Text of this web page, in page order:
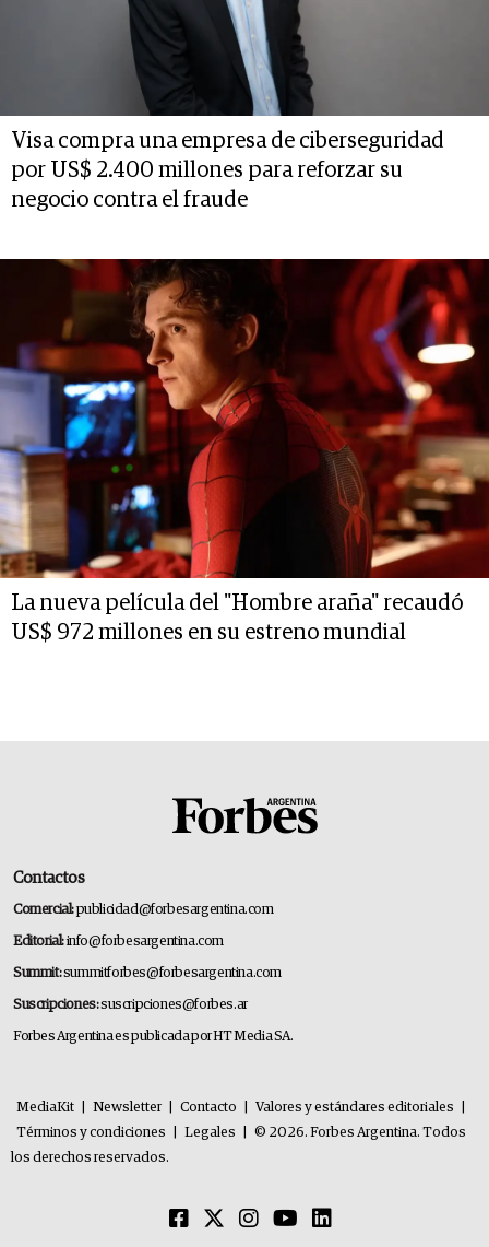
Visa compra una empresa de ciberseguridad
por US$ 2.400 millones para reforzar su
negocio contra el fraude
La nueva película del "Hombre araña" recaudó
US$ 972 millones en su estreno mundial
Contactos
Comercial:publicidad@forbesargentina.com
Editorial:info@forbesargentina.com
Summit:summitforbes@forbesargentina.com
Suscripciones:suscripciones@forbes.ar
Forbes Argentina es publicada por HT Media SA.
MediaKit Newsletter Contacto Valores y estándares editoriales
Términos y condiciones
Legales
© 2026. Forbes Argentina. Todos
los derechos reservados.